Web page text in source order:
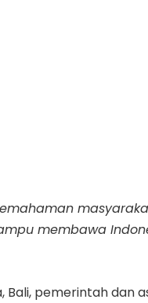
membawa
Bali, pemerintah dan